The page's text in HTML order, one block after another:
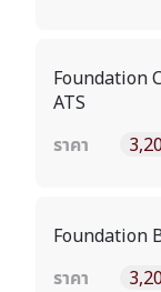
Foundation
ATS
ราคา
Foundation
ราคา